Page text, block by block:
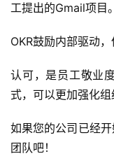
工提出的Gmail项目。
OKR鼓励内部驱动
认可，是员工敬业
式，可以更加强化组
如果您的公司已经
团队吧！